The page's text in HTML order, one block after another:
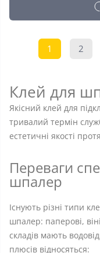
1 2
Клей для
Якісний клей для
тривалий термін
естетичні якості
Переваги
шпалер
Існують різні типи
шпалер: паперові,
складів мають
плюсів відносяться: